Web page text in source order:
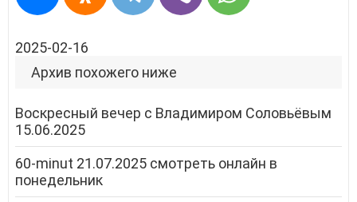
2025-02-16
Архив похожего ниже
Воскресный вечер с Владимиром Соловьёвым
15.06.2025
60-minut 21.07.2025 смотреть онлайн в
понедельник